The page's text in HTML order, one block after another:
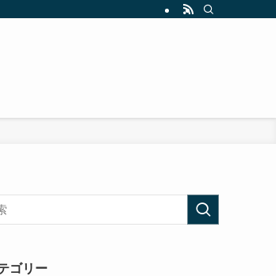
生活などについて書いていくブログへと変貌を遂げます！！
ゴリー